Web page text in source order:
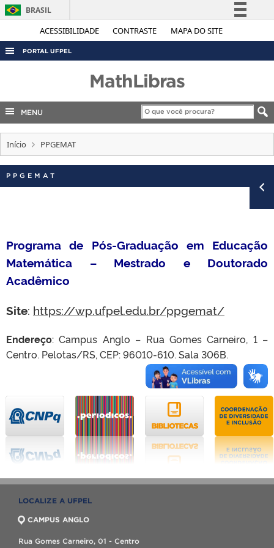
ACESSIBILIDADE CONTRASTE MAPA DO SITE
BRASIL
Simplifique!
Acesso à informação
Legislação
Canais
PORTAL UFPEL
COBALTO
CONCURSOS
EDITAIS
INTERNACIONAL
MathLibras
MENU
Início PPGEMAT
PPGEMAT
Programa de Pós-Graduação em Educação
Matemática – Mestrado e Doutorado
Acadêmico
Site: https://wp.ufpel.edu.br/ppgemat/
Endereço: Campus Anglo – Rua Gomes Carneiro, 1 –
Centro. Pelotas/RS, CEP: 96010-610. Sala 306B.
LOCALIZE A UFPEL
CAMPUS ANGLO
Rua Gomes Carneiro, 01 - Centro